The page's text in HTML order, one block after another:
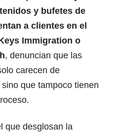
y bufetes de
a clientes en el
Immigration o
, denuncian que las
carecen de
que tampoco tienen
que desglosan la